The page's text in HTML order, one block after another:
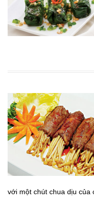
với một chút chua dịu của